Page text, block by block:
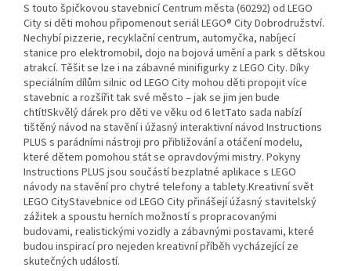
S touto špičkovou stavebnicí Centrum města (60292) od LEGO
City si děti mohou připomenout seriál LEGO® City Dobrodružství.
Nechybí pizzerie, recyklační centrum, automyčka, nabíjecí
stanice pro elektromobil, dojo na bojová umění a park s dětskou
atrakcí. Těšit se lze i na zábavné minifigurky z LEGO City. Díky
speciálním dílům silnic od LEGO City mohou děti propojit více
stavebnic a rozšířit tak své město – jak se jim jen bude
chtít!Skvělý dárek pro děti ve věku od 6 letTato sada nabízí
tištěný návod na stavění i úžasný interaktivní návod Instructions
PLUS s parádními nástroji pro přibližování a otáčení modelu,
které dětem pomohou stát se opravdovými mistry. Pokyny
Instructions PLUS jsou součástí bezplatné aplikace s LEGO
návody na stavění pro chytré telefony a tablety.Kreativní svět
LEGO CityStavebnice od LEGO City přinášejí úžasný stavitelský
zážitek a spoustu herních možností s propracovanými
budovami, realistickými vozidly a zábavnými postavami, které
budou inspirací pro nejeden kreativní příběh vycházející ze
skutečných událostí.